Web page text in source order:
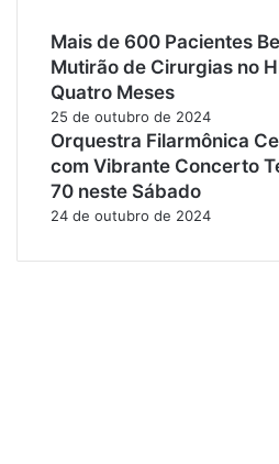
Mais de 600 Pacientes
Mutirão de Cirurgias no
Quatro Meses
25 de outubro de 2024
Orquestra Filarmônica
com Vibrante Concerto
70 neste Sábado
24 de outubro de 2024